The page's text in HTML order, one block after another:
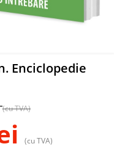
Enciclopedie
(cu TVA)
(cu TVA)